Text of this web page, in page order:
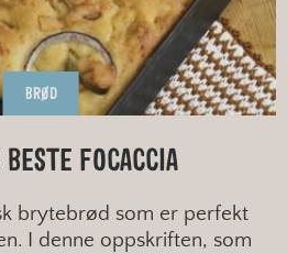
BRØD
FOCACCIA
brytebrød som er perfekt
I denne oppskriften, som